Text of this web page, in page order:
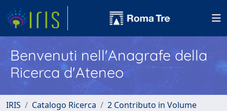
Benvenuti nell'Anagrafe della
Ricerca d'Ateneo
IRIS Catalogo Ricerca
2 Contributo in Volume